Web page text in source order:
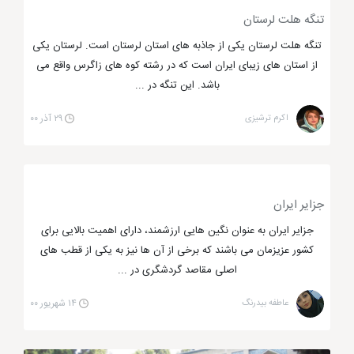
مراکز تفریحی و گردشگری سرعین و مجموعه
سرعین یکی دیگر از شهر هایی می باشد که مراکز تفریحی و
گردشگران عزیز اردبیل می باشد. شما می توانید با سفر به
سرعین از جاذبه های طبیعی در این شهر نهایت آرامش و
لذت را حس کنید. چشمه آبگرم سرعین و پارک جنگلی
سرعین دو جاذبه طبیعی و بسیار جذاب در شهر سرعین
است که هر ساله تعداد زیادی برای بازدید و لذت بردن از
تنگه هلت لرستان
تنگه هلت لرستان یکی از جاذبه های استان لرستان است. لرستان یکی
از استان های زیبای ایران است که در رشته کوه های زاگرس واقع می
باشد. این تنگه در ...
اکرم ترشیزی ۲۹ آذر ۰۰
جزایر ایران
جزایر ایران به عنوان نگین هایی ارزشمند، دارای اهمیت بالایی برای
کشور عزیزمان می باشند که برخی از آن ها نیز به یکی از قطب های
اصلی مقاصد گردشگری در ...
عاطفه بیدرنگ ۱۴ شهریور ۰۰